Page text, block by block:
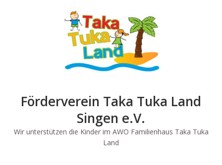
Förderverein Taka Tuka Land
Singen e.V.
Wir unterstützen die Kinder im AWO Familienhaus Taka Tuka
Land